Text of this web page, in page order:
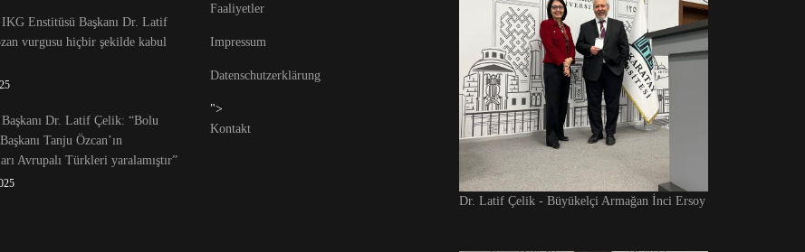
Enstitüsü Başkanı Dr. Latif
vurgusu hiçbir şekilde kabul
Dr. Latif Çelik: “Bolu
Tanju Özcan’ın
Avrupalı Türkleri yaralamıştır”
Faaliyetler
Impressum
Datenschutzerklärung
">
Kontakt
Dr. Latif Çelik - Büyükelçi Armağan İnci Ersoy